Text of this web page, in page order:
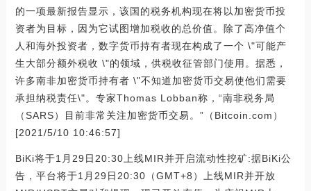
的一项最新报告显示，该国的税务机构现在将以加密货币投
资者为目标，因为它试图增加税收的总价值。除了高净值个
人和海外投资者，数字货币持有者现在构成了一个 \"可能产
生大部分额外税收 \"的领域，供税收征管部门使用。据悉，
许多南非加密货币持有者 \"不知道加密货币交易使他们需要
承担纳税责任\"。专家Thomas Lobban称，“南非税务局
（SARS）目前非常关注加密货币交易。”（Bitcoin.com）
[2021/5/10 10:46:57]
BiKi将于1月29日20:30上线MIR并开启流动性挖矿:据BiKi公
告，平台将于1月29日20:30（GMT+8）上线MIR并开放